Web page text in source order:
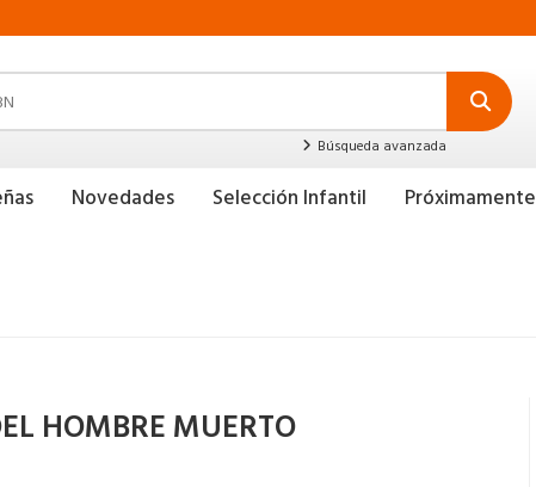
Búsqueda avanzada
Novedades Selección Infantil Próximamente
HOMBRE MUERTO